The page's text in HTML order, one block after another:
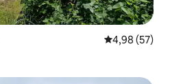
4,98 (57)